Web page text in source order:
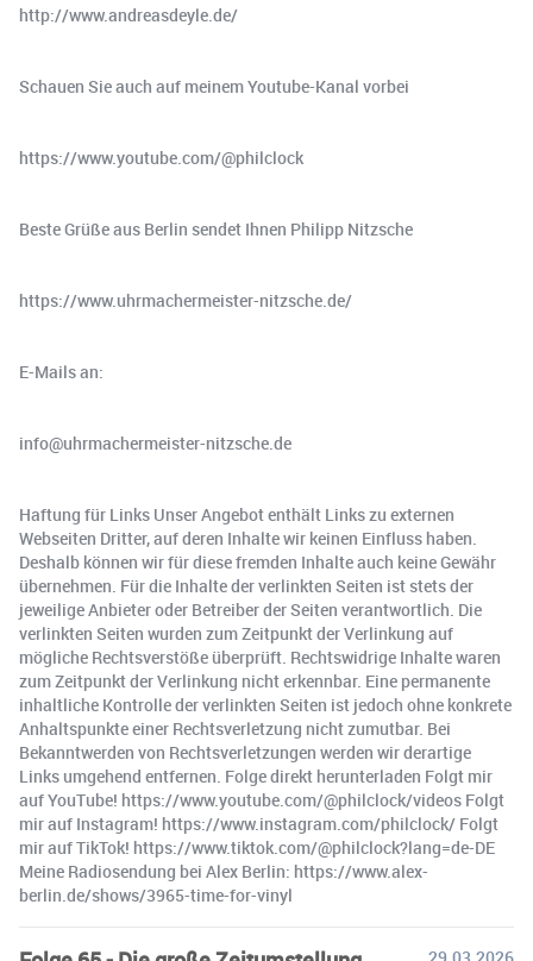
http://www.andreasdeyle.de/
Schauen Sie auch auf meinem Youtube-Kanal vorbei
https://www.youtube.com/@philclock
Beste Grüße aus Berlin sendet Ihnen Philipp Nitzsche
https://www.uhrmachermeister-nitzsche.de/
E-Mails an:
info@uhrmachermeister-nitzsche.de
Haftung für Links Unser Angebot enthält Links zu externen
Webseiten Dritter, auf deren Inhalte wir keinen Einfluss haben.
Deshalb können wir für diese fremden Inhalte auch keine Gewähr
übernehmen. Für die Inhalte der verlinkten Seiten ist stets der
jeweilige Anbieter oder Betreiber der Seiten verantwortlich. Die
verlinkten Seiten wurden zum Zeitpunkt der Verlinkung auf
mögliche Rechtsverstöße überprüft. Rechtswidrige Inhalte waren
zum Zeitpunkt der Verlinkung nicht erkennbar. Eine permanente
inhaltliche Kontrolle der verlinkten Seiten ist jedoch ohne konkrete
Anhaltspunkte einer Rechtsverletzung nicht zumutbar. Bei
Bekanntwerden von Rechtsverletzungen werden wir derartige
Links umgehend entfernen. Folge direkt herunterladen Folgt mir
auf YouTube! https://www.youtube.com/@philclock/videos Folgt
mir auf Instagram! https://www.instagram.com/philclock/ Folgt
mir auf TikTok! https://www.tiktok.com/@philclock?lang=de-DE
Meine Radiosendung bei Alex Berlin: https://www.alex-
berlin.de/shows/3965-time-for-vinyl